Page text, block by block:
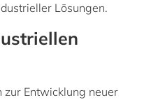
Lösungen.
zur Entwicklung neuer